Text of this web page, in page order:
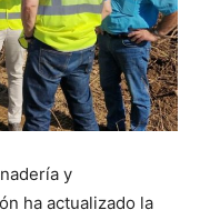
y
ha actualizado la